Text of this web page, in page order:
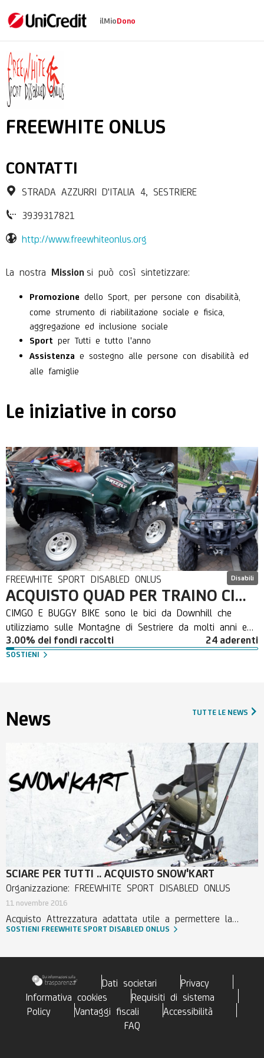
FREEWHITE SPORT
ilMioDono
FREEWHITE ONLUS
CONTATTI
STRADA AZZURRI D'ITALIA 4, SESTRIERE
3939317821
http://www.freewhiteonlus.org
La nostra Mission si può così sintetizzare:
Promozione dello Sport, per persone con disabilità,
come strumento di riabilitazione sociale e fisica,
aggregazione ed inclusione sociale
Sport per Tutti e tutto l'anno
Assistenza e sostegno alle persone con disabilità ed
alle famiglie
Le iniziative in corso
FREEWHITE SPORT DISABLED ONLUS Disabili
ACQUISTO QUAD PER TRAINO CIMGO E BUGGY BIKE
CIMGO E BUGGY BIKE sono le bici da Downhill che
utilizziamo sulle Montagne di Sestriere da molti anni e
gli oltre 30 percorsi utilizzati richiedono di arroccare a
monte le bici per poter godere delle emozioni in discesa
RISALITA IN ALCUNI PERIODI DELL'ESTATE E UNA
MAGGIORE FRUIZIONE RAGGIUNGENDO ANCHE
SULLE NOSTRE MONTAGNE
3.00% dei fondi raccolti 24 aderenti
SOSTIENI
News TUTTE LE NEWS
SCIARE PER TUTTI .. ACQUISTO SNOW'KART
Organizzazione: FREEWHITE SPORT DISABLED ONLUS
11 novembre 2016
Acquisto Attrezzatura adattata utile a permettere la
pratica dello sci alpino a persone con disabilità anche
SOSTIENI FREEWHITE SPORT DISABLED ONLUS
Dati societari
Privacy
Informativa cookies
Requisiti di sistema
Policy
Vantaggi fiscali
Accessibilità
FAQ